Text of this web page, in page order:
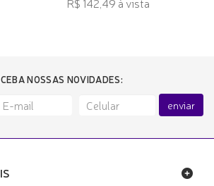
NOSSAS NOVIDADES:
enviar